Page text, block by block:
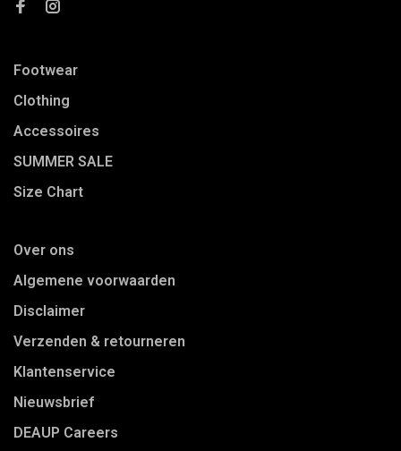
Footwear
Clothing
Accessoires
SUMMER SALE
Size Chart
Over ons
Algemene voorwaarden
Disclaimer
Verzenden & retourneren
Klantenservice
Nieuwsbrief
DEAUP Careers